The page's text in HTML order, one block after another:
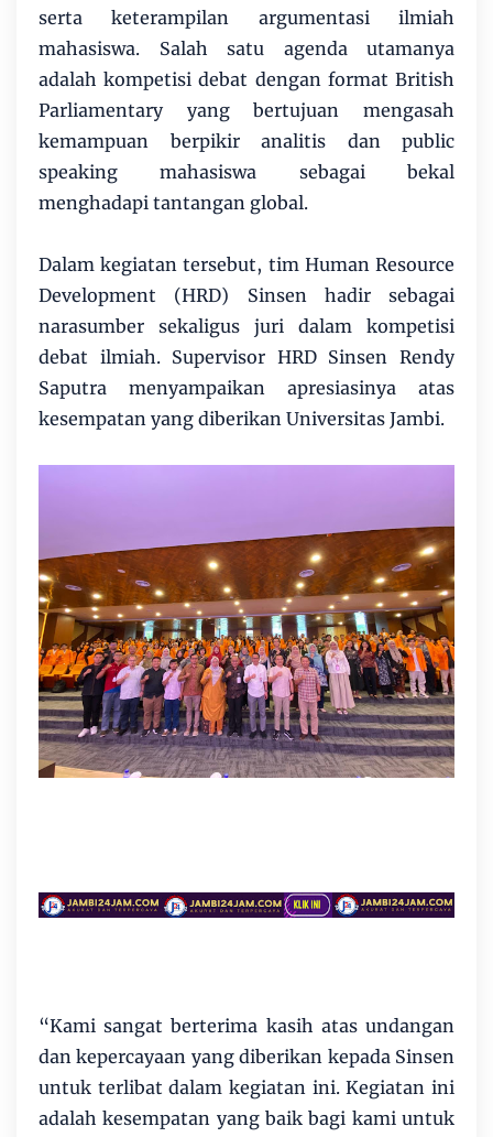
serta keterampilan argumentasi ilmiah
mahasiswa. Salah satu agenda utamanya
adalah kompetisi debat dengan format British
Parliamentary yang bertujuan mengasah
kemampuan berpikir analitis dan public
speaking mahasiswa sebagai bekal
menghadapi tantangan global.
Dalam kegiatan tersebut, tim Human Resource
Development (HRD) Sinsen hadir sebagai
narasumber sekaligus juri dalam kompetisi
debat ilmiah. Supervisor HRD Sinsen Rendy
Saputra menyampaikan apresiasinya atas
kesempatan yang diberikan Universitas Jambi.
“Kami sangat berterima kasih atas undangan
dan kepercayaan yang diberikan kepada Sinsen
untuk terlibat dalam kegiatan ini. Kegiatan ini
adalah kesempatan yang baik bagi kami untuk